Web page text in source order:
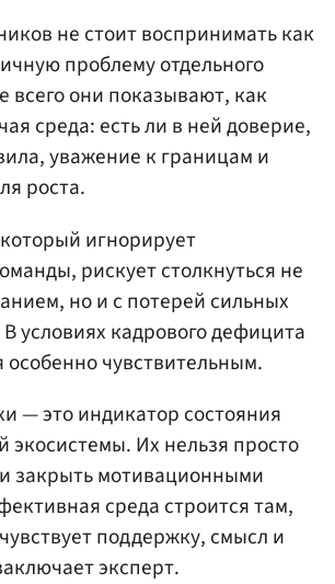
не стоит воспринимать как
проблему отдельного
всего они показывают, как
среда: есть ли в ней доверие,
уважение к границам и
роста.
игнорирует
рискует столкнуться не
но и с потерей сильных
условиях кадрового дефицита
особенно чувствительным.
— это индикатор состояния
экосистемы. Их нельзя просто
закрыть мотивационными
среда строится там,
поддержку, смысл и
эксперт.